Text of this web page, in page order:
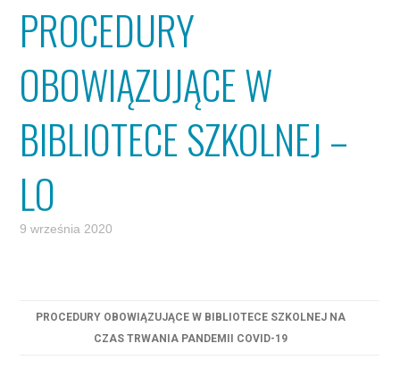
PROCEDURY
OBOWIĄZUJĄCE W
BIBLIOTECE SZKOLNEJ –
LO
9 września 2020
PROCEDURY OBOWIĄZUJĄCE W BIBLIOTECE SZKOLNEJ NA
CZAS TRWANIA PANDEMII COVID-19